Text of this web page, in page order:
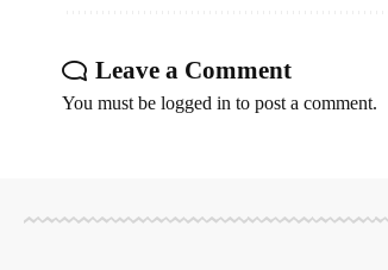
Leave a Comment
You must be logged in to post a comment.